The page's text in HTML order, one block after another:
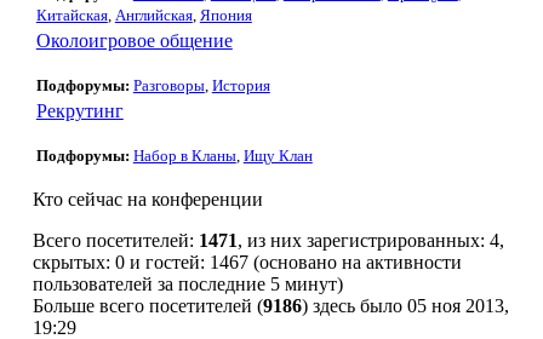
Китайская, Английская, Япония
Околоигровое общение
Подфорумы: Разговоры, История
Рекрутинг
Подфорумы: Набор в Кланы, Ищу Клан
Кто сейчас на конференции
Всего посетителей: 1471, из них зарегистрированных: 4,
скрытых: 0 и гостей: 1467 (основано на активности
пользователей за последние 5 минут)
Больше всего посетителей (9186) здесь было 05 ноя 2013,
19:29